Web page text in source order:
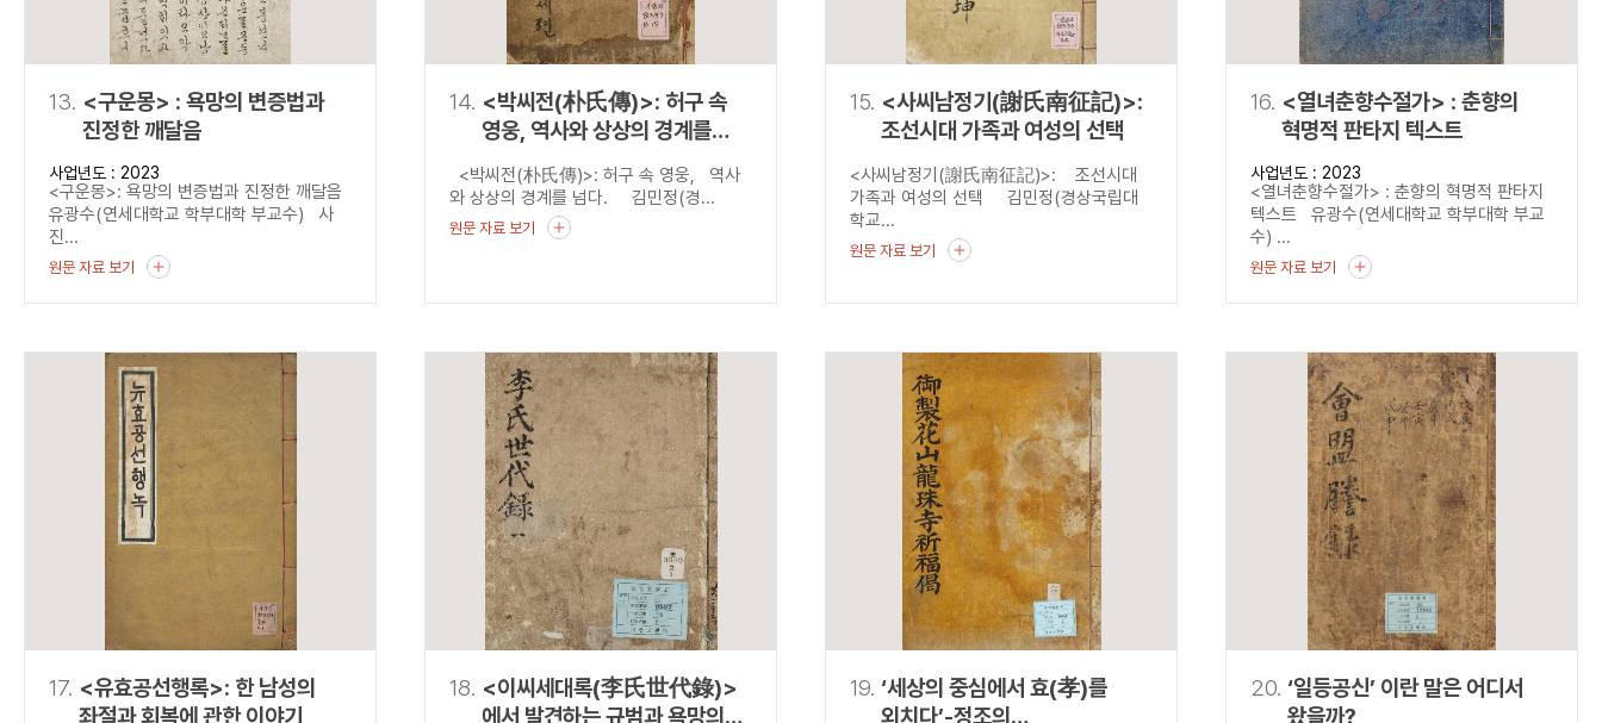
13. <구운몽> : 욕망의 변증법과
진정한 깨달음
사업년도 : 2023
<구운몽>: 욕망의 변증법과 진정한 깨달음
유광수(연세대학교 학부대학 부교수) 사
진...
원문 자료 보기
14. <박씨전(朴氏傳)>: 허구 속
영웅, 역사와 상상의 경계를
<박씨전(朴氏傳)>: 허구 속 영웅, 역사
와 상상의 경계를 넘다. 김민정(경...
원문 자료 보기
15. <사씨남정기(謝氏南征記)>:
조선시대 가족과 여성의 선택
<사씨남정기(謝氏南征記)>: 조선시대
가족과 여성의 선택 김민정(경상국립대
학교...
원문 자료 보기
16. <열녀춘향수절가> : 춘향의
혁명적 판타지 텍스트
사업년도 : 2023
<열녀춘향수절가> : 춘향의 혁명적 판타지
텍스트 유광수(연세대학교 학부대학 부교
수) ...
원문 자료 보기
17. <유효공선행록>: 한 남성의
좌절과 회복에 관한 이야기
18. <이씨세대록(李氏世代錄)>
에서 발견하는 규범과 욕망의
19. ‘세상의 중심에서 효(孝)를
외치다’-정조의
20. ‘일등공신’ 이란 말은 어디서
왔을까?